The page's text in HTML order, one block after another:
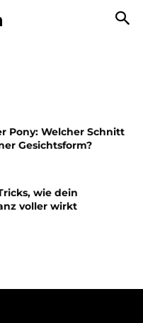
Pony: Welcher Schnitt
Gesichtsform?
wie dein
voller wirkt